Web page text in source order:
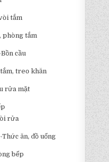
tắm
phòng tắm
cầu
treo khăn
rửa mặt
rửa
ăn, đồ uống
bếp